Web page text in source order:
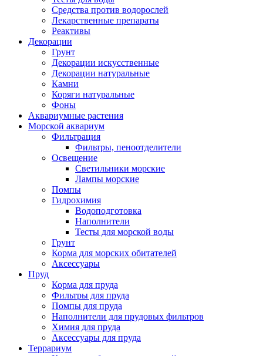
Средства против водорослей
Лекарственные препараты
Реактивы
Декорации
Грунт
Декорации искусственные
Декорации натуральные
Камни
Коряги натуральные
Фоны
Аквариумные растения
Морской аквариум
Фильтрация
Фильтры, пеноотделители
Освещение
Светильники морские
Лампы морские
Помпы
Гидрохимия
Водоподготовка
Наполнители
Тесты для морской воды
Грунт
Корма для морских обитателей
Аксессуары
Пруд
Корма для пруда
Фильтры для пруда
Помпы для пруда
Наполнители для прудовых фильтров
Химия для пруда
Аксессуары для пруда
Террариум